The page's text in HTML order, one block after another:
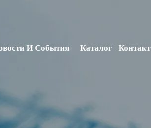
И События Каталог Контакт